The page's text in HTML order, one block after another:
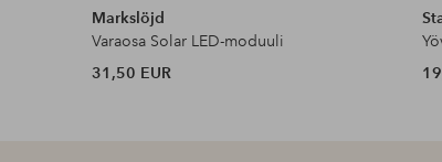
Markslöjd
Varaosa Solar LED-moduuli
31,50 EUR